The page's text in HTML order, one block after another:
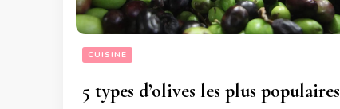
CUISINE
5 types d’olives les plus populaires